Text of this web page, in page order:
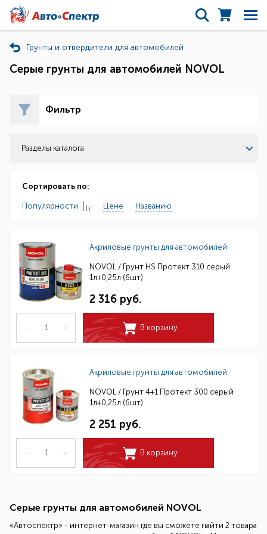
Грунты и отвердители для автомобилей
Серые грунты для автомобилей NOVOL
Фильтр
Разделы каталога
Сортировать по:
Популярности Цене Названию
Акриловые грунты для автомобилей
NOVOL / Грунт HS Протект 310 серый
1л+0,25л (6шт)
2 316 руб.
– + В корзину
Акриловые грунты для автомобилей
NOVOL / Грунт 4+1 Протект 300 серый
1л+0,25л (6шт)
2 251 руб.
– + В корзину
Серые грунты для автомобилей NOVOL
«Автоспектр» - интернет-магазин где вы сможете найти 2 товара